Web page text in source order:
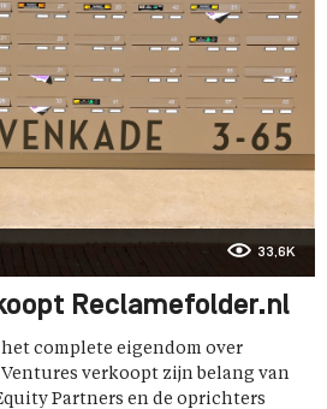
33,6K
Reclamefolder.nl
complete eigendom over
verkoopt zijn belang van
Partners en de oprichters